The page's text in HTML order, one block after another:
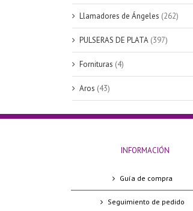
Llamadores de Ángeles (262)
PULSERAS DE PLATA (397)
Fornituras (4)
Aros (43)
INFORMACIÓN
Guía de compra
Seguimiento de pedido